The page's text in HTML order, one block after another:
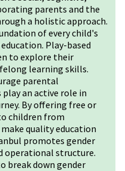
parents and the
a holistic approach.
of every child's
Play-based
to explore their
learning skills.
parental
an active role in
By offering free or
children from
quality education
promotes gender
operational structure.
break down gender